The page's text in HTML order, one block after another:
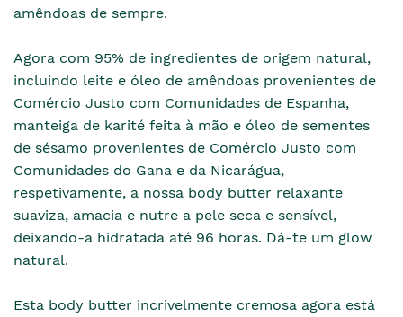
amêndoas de sempre.
Agora com 95% de ingredientes de origem natural,
incluindo leite e óleo de amêndoas provenientes de
Comércio Justo com Comunidades de Espanha,
manteiga de karité feita à mão e óleo de sementes
de sésamo provenientes de Comércio Justo com
Comunidades do Gana e da Nicarágua,
respetivamente, a nossa body butter relaxante
suaviza, amacia e nutre a pele seca e sensível,
deixando-a hidratada até 96 horas. Dá-te um glow
natural.
Esta body butter incrivelmente cremosa agora está